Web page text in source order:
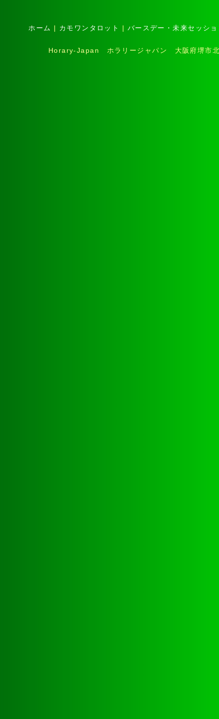
ホーム | カモワンタロット | バースデー・未来セッシ
Horary-Japan ホラリージャパン 大阪府堺市